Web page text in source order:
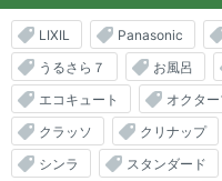
LIXIL Panasonic
うるさら７
お風呂
エコキュート
オクタ
クラッソ
クリナップ
シンラ
スタンダード